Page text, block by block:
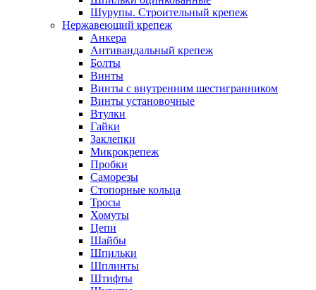
Шурупы. Строительный крепеж
Нержавеющий крепеж
Анкера
Антивандальный крепеж
Болты
Винты
Винты с внутренним шестигранником
Винты установочные
Втулки
Гайки
Заклепки
Микрокрепеж
Пробки
Саморезы
Стопорные кольца
Тросы
Хомуты
Цепи
Шайбы
Шпильки
Шплинты
Штифты